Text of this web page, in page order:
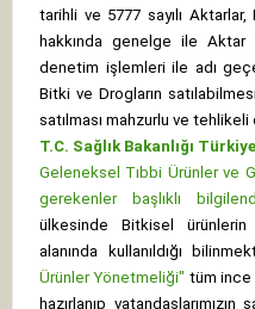
tarihli ve 5777 sayılı
hakkında genelge ile Aktar
denetim işlemleri ile adı
Bitki ve Drogların
satılması mahzurlu ve
T.C. Sağlık Bakanlığı
Geleneksel Tıbbi Ürünler ve
gerekenler başlıklı
ülkesinde Bitkisel ürünlerin
alanında kullanıldığı
Ürünler Yönetmeliği" tüm ince
hazırlanıp